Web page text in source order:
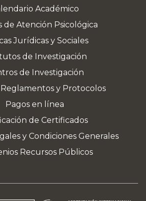
Académico
de Atención Psicológica
Jurídicas y Sociales
de Investigación
de Investigación
y Protocolos
Pagos en línea
de Certificados
y Condiciones Generales
Recursos Públicos